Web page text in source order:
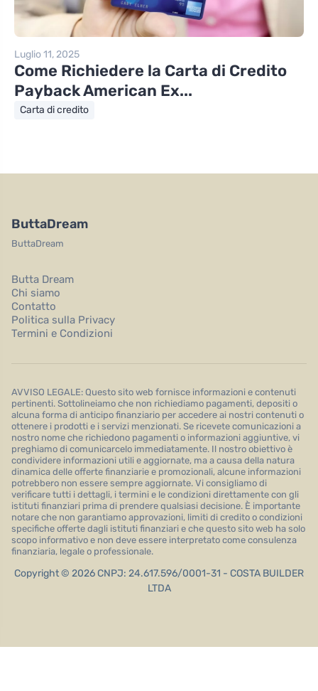
Luglio 11, 2025
Come Richiedere la Carta di Credito
Payback American Ex...
Carta di credito
ButtaDream
ButtaDream
Butta Dream
Chi siamo
Contatto
Politica sulla Privacy
Termini e Condizioni
AVVISO LEGALE: Questo sito web fornisce informazioni e contenuti
pertinenti. Sottolineiamo che non richiediamo pagamenti, depositi o
alcuna forma di anticipo finanziario per accedere ai nostri contenuti o
ottenere i prodotti e i servizi menzionati. Se ricevete comunicazioni a
nostro nome che richiedono pagamenti o informazioni aggiuntive, vi
preghiamo di comunicarcelo immediatamente. Il nostro obiettivo è
condividere informazioni utili e aggiornate, ma a causa della natura
dinamica delle offerte finanziarie e promozionali, alcune informazioni
potrebbero non essere sempre aggiornate. Vi consigliamo di
verificare tutti i dettagli, i termini e le condizioni direttamente con gli
istituti finanziari prima di prendere qualsiasi decisione. È importante
notare che non garantiamo approvazioni, limiti di credito o condizioni
specifiche offerte dagli istituti finanziari e che questo sito web ha solo
scopo informativo e non deve essere interpretato come consulenza
finanziaria, legale o professionale.
Copyright © 2026 CNPJ: 24.617.596/0001-31 - COSTA BUILDER
LTDA